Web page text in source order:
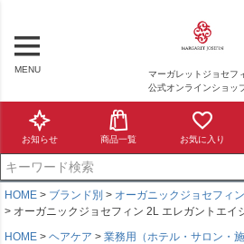
MENU
マーガレットジョセフ
公式オンラインショッ
お知らせ 商品一覧 お気に入り
HOME ブランド別
オーガニックジョセフィン
オーガニックジョセフィン 2L エレガントエイ
HOME
ヘアケア
業務用（ホテル・サロン・施